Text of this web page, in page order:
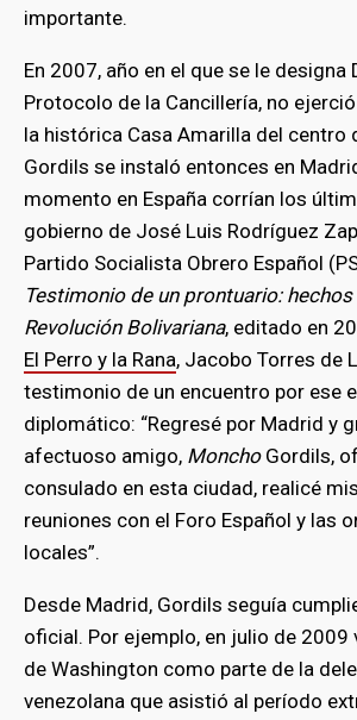
importante.
En 2007, año en el que se le designa
Protocolo de la Cancillería, no
la histórica Casa Amarilla del centro
Gordils se instaló entonces en
momento en España corrían los
gobierno de José Luis Rodríguez
Partido Socialista Obrero Español
Testimonio de un prontuario:
Revolución Bolivariana, editado en
El Perro y la Rana, Jacobo Torres de
testimonio de un encuentro por ese
diplomático: “Regresé por Madrid y
afectuoso amigo, MonchoGordils,
consulado en esta ciudad, realicé
reuniones con el Foro Español y las
locales”.
Desde Madrid, Gordils seguía
oficial. Por ejemplo, en julio de 2009
de Washington como parte de la
venezolana que asistió al período